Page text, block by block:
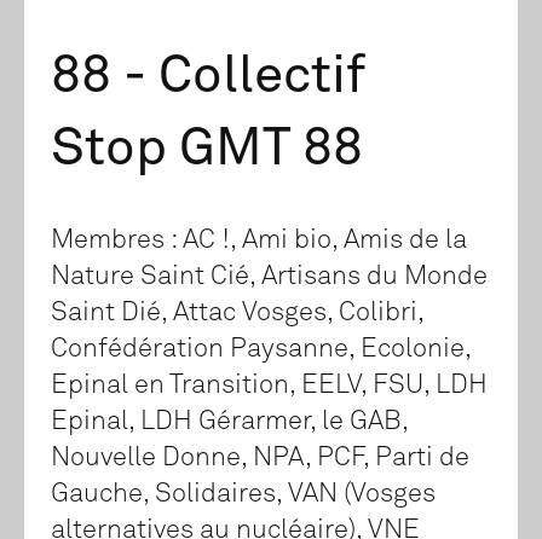
88 - Collectif
Stop GMT 88
Membres : AC !, Ami bio, Amis de la
Nature Saint Cié, Artisans du Monde
Saint Dié, Attac Vosges, Colibri,
Confédération Paysanne, Ecolonie,
Epinal en Transition, EELV, FSU, LDH
Epinal, LDH Gérarmer, le GAB,
Nouvelle Donne, NPA, PCF, Parti de
Gauche, Solidaires, VAN (Vosges
alternatives au nucléaire), VNE